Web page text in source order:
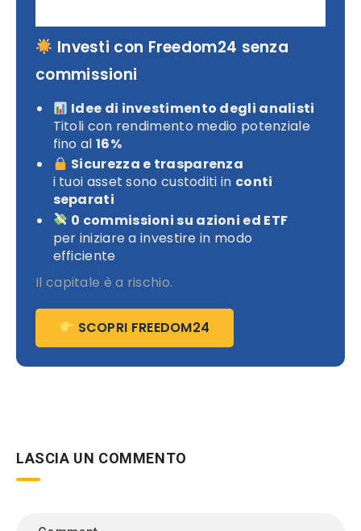
Investi con Freedom24 senza
commissioni
Idee di investimento degli analisti
Titoli con rendimento medio potenziale
fino al 16%
Sicurezza e trasparenza
i tuoi asset sono custoditi in conti
separati
0 commissioni su azioni ed ETF
per iniziare a investire in modo
efficiente
Il capitale è a rischio.
SCOPRI FREEDOM24
LASCIA UN COMMENTO